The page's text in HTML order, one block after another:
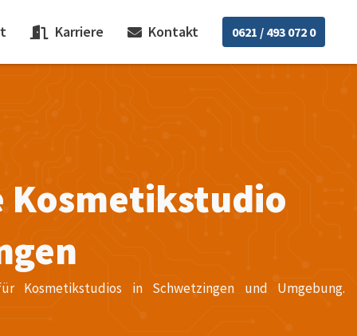
Karriere Kontakt 0621 / 493 072 0
Kosmetikstudio
Kosmetikstudios in Schwetzingen und Umgebung.